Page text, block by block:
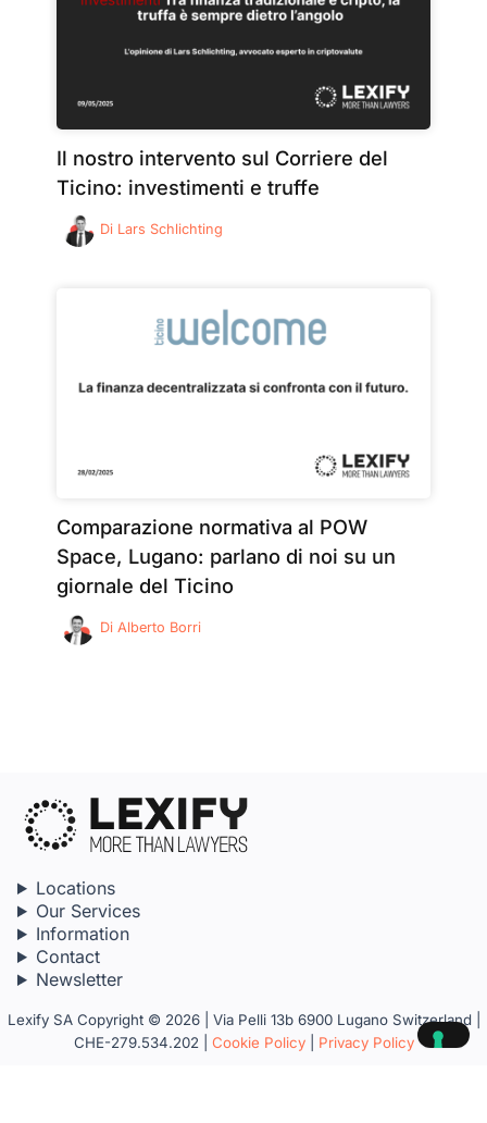
Il nostro intervento sul Corriere del
Ticino: investimenti e truffe
Di Lars Schlichting
Comparazione normativa al POW
Space, Lugano: parlano di noi su un
giornale del Ticino
Di Alberto Borri
Locations
Our Services
Information
Contact
Newsletter
Lexify SA Copyright © 2026 | Via Pelli 13b 6900 Lugano Switzerland |
CHE-279.534.202 | Cookie Policy| Privacy Policy